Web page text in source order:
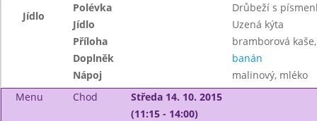
Jídlo
Polévka
Drůbeží s
Jídlo
Uzená kýta
Příloha
bramborová
Doplněk
banán
Nápoj
malinový, mléko
Menu
Chod
Středa 14. 10. 2015
(11:15 - 14:00)